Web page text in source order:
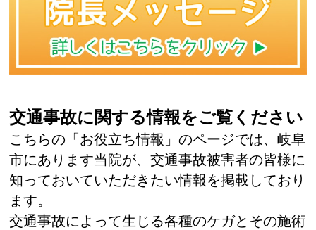
交通事故に関する情報をご覧ください
こちらの「お役立ち情報」のページでは、岐阜
市にあります当院が、交通事故被害者の皆様に
知っておいていただきたい情報を掲載しており
ます。
交通事故によって生じる各種のケガとその施術